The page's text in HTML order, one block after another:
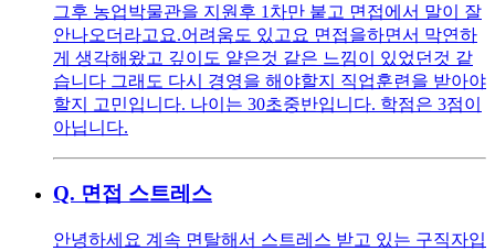
그후 농업박물관을 지원후 1차만 붙고 면접에서 말이 잘
안나오더라고요.어려움도 있고요 면접을하면서 막연하
게 생각해왔고 깊이도 얕은것 같은 느낌이 있었던것 같
습니다 그래도 다시 경영을 해야할지 직업훈련을 받아야
할지 고민입니다. 나이는 30초중반입니다. 학점은 3점이
아닙니다.
Q. 면접 스트레스
안녕하세요 계속 면탈해서 스트레스 받고 있는 구직자입